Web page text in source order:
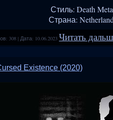
Стиль: Death
Страна:
308 | Дата: 10.06.2023 Читать
Existence (2020)